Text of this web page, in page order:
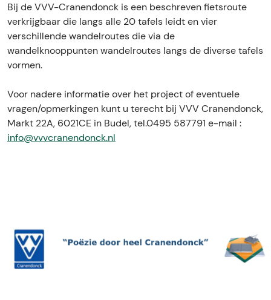
Bij de VVV-Cranendonck is een beschreven fietsroute
verkrijgbaar die langs alle 20 tafels leidt en vier
verschillende wandelroutes die via de
wandelknooppunten wandelroutes langs de diverse tafels
vormen.
Voor nadere informatie over het project of eventuele
vragen/opmerkingen kunt u terecht bij VVV Cranendonck,
Markt 22A, 6021CE in Budel, tel.0495 587791 e-mail :
info@vvvcranendonck.nl